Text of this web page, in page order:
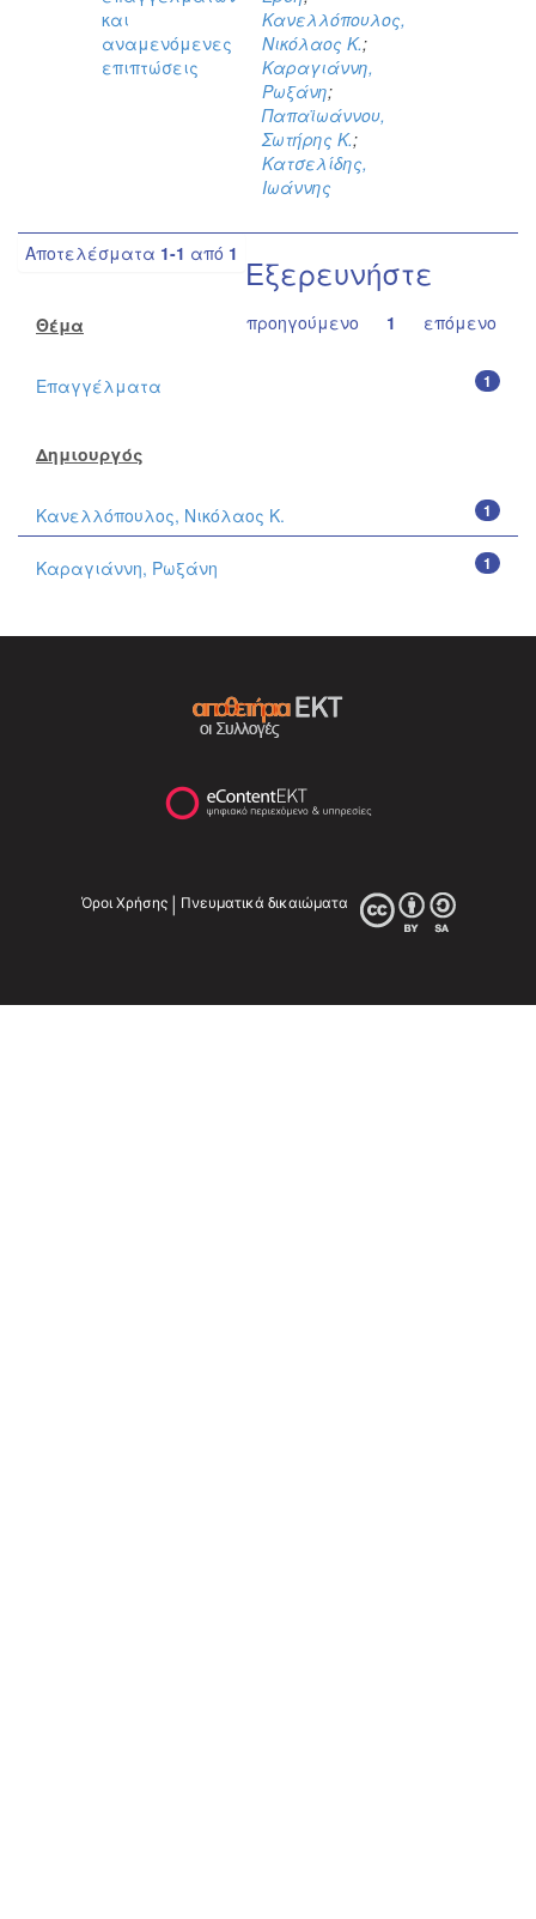
και
αναμενόμενες
επιπτώσεις
Κανελλόπουλος,
Νικόλαος Κ.;
Καραγιάννη,
Ρωξάνη;
Παπαϊωάννου,
Σωτήρης Κ.;
Κατσελίδης,
Ιωάννης
Αποτελέσματα 1-1 από 1
προηγούμενο 1 επόμενο
Εξερευνήστε
Θέμα
1
Επαγγέλματα
Δημιουργός
1
Κανελλόπουλος, Νικόλαος Κ.
1
Καραγιάννη, Ρωξάνη